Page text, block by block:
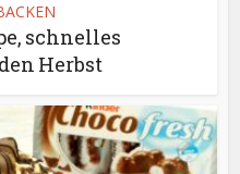
schnelles
Herbst